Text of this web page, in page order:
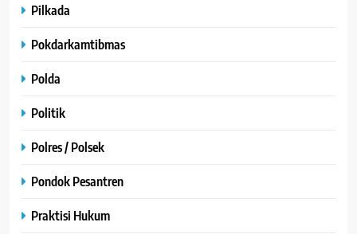
Pilkada
Pokdarkamtibmas
Polda
Politik
Polres / Polsek
Pondok Pesantren
Praktisi Hukum